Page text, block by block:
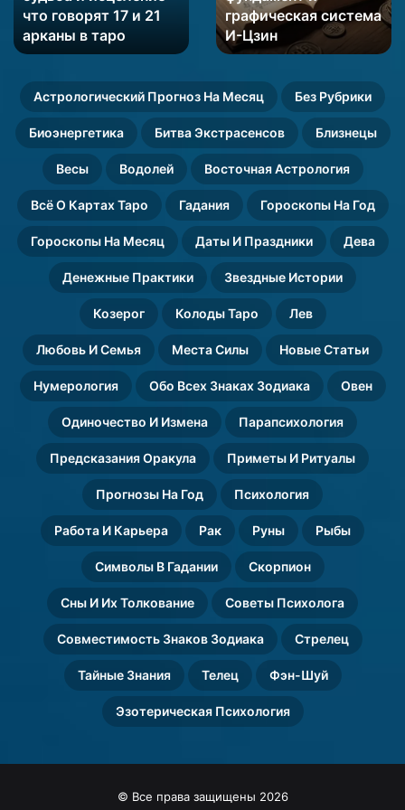
говорят
17
и
арканы
таро
что говорят 17 и 21
арканы в таро
Цзин
графическая система
И-Цзин
Астрологический Прогноз На Месяц Без Рубрики
Биоэнергетика Битва Экстрасенсов Близнецы
Весы Водолей Восточная Астрология
Всё О Картах Таро Гадания Гороскопы На Год
Гороскопы На Месяц Даты И Праздники Дева
Денежные Практики Звездные Истории
Козерог Колоды Таро Лев
Любовь И Семья Места Силы Новые Статьи
Нумерология Обо Всех Знаках Зодиака Овен
Одиночество И Измена Парапсихология
Предсказания Оракула Приметы И Ритуалы
Прогнозы На Год Психология
Работа И Карьера Рак Руны Рыбы
Символы В Гадании Скорпион
Сны И Их Толкование Советы Психолога
Совместимость Знаков Зодиака Стрелец
Тайные Знания Телец Фэн-Шуй
Эзотерическая Психология
© Все права защищены 2026